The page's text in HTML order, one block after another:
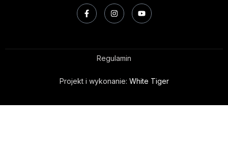
Regulamin
Projekt i wykonanie: White Tiger